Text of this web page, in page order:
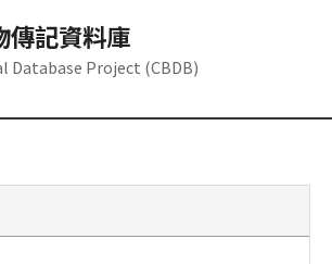
傳記資料庫
Database Project (CBDB)